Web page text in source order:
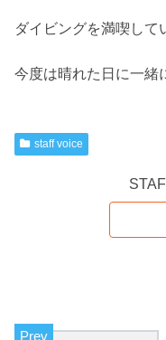
ダイビングを満喫して
今度は晴れた日に一緒
staff voice